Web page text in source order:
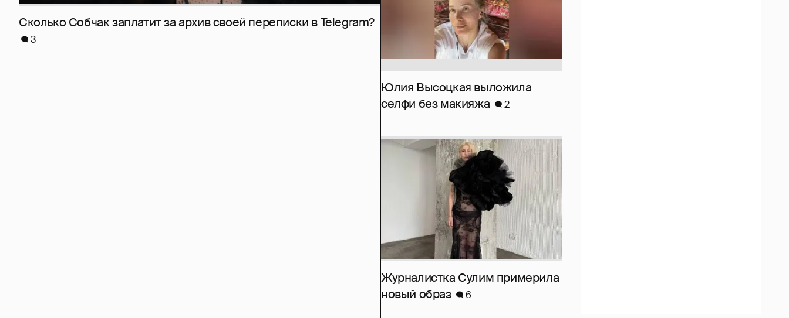
Сколько Собчак заплатит за архив своей перeписки в Telegram?
3
Юлия Высоцкая выложила
селфи без макияжа
2
Журналистка Сулим примерила
новый образ
6